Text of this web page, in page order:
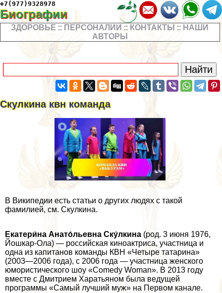
+7(977)9328978
Биографии
ЗДОРОВЬЕ :: ПЕРСОНАЛИИ :: КОНТАКТЫ :: НАШИ
АВТОРЫ
Скулкина квн комaнда
В Википедии есть статьи о других людях с такой
фамилией, см. Скулкина.
Екатери́на Анато́льевна Ску́лкина (род. 3 июня 1976,
Йошкар-Ола) — российская киноактриса, участница и
одна из капитанов комaнды КВН «Четыре татарина»
(2003—2006 года), с 2006 года — участница женского
юмористического шоу «Comedy Woman». В 2013 году
вместе с Дмитрием Харатьяном была ведущей
программы «Самый лучший муж» на Первом канале.